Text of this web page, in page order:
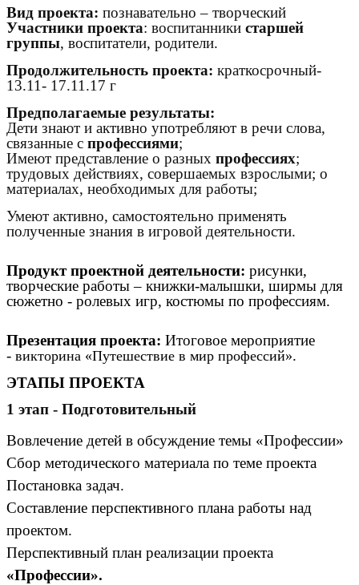
Вид проекта: познавательно – творческий
Участники проекта: воспитанники старшей
группы, воспитатели, родители.
Продолжительность проекта: краткосрочный-
13.11- 17.11.17 г
Предполагаемые результаты:
Дети знают и активно употребляют в речи слова,
связанные с профессиями;
Имеют представление о разных профессиях;
трудовых действиях, совершаемых взрослыми; о
материалах, необходимых для работы;
Умеют активно, самостоятельно применять
полученные знания в игровой деятельности.
Продукт проектной деятельности: рисунки,
творческие работы – книжки-малышки, ширмы для
сюжетно - ролевых игр, костюмы по профессиям.
Презентация проекта: Итоговое мероприятие
- викторина «Путешествие в мир профессий».
ЭТАПЫ ПРОЕКТА
1 этап - Подготовительный
Вовлечение детей в обсуждение темы «Профессии»
Сбор методического материала по теме проекта
Постановка задач.
Составление перспективного плана работы над
проектом.
Перспективный план реализации проекта
«Профессии».